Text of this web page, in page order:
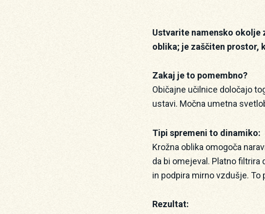
Ustvarite namensko okolje
oblika; je zaščiten prostor,
Zakaj je to pomembno?
Običajne učilnice določajo
ustavi. Močna umetna
Tipi spremeni to dinamiko:
Krožna oblika omogoča
da bi omejeval. Platno
in podpira mirno vzdušje.
Rezultat: